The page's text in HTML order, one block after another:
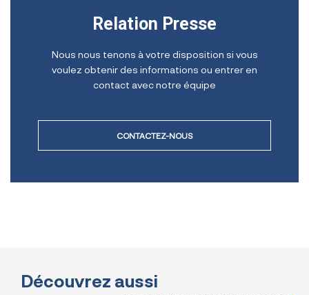
Relation Presse
Nous nous tenons à votre disposition si vous
voulez obtenir des informations ou entrer en
contact avec notre équipe
CONTACTEZ-NOUS
Découvrez aussi